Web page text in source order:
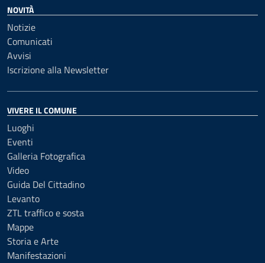
NOVITÀ
Notizie
Comunicati
Avvisi
Iscrizione alla Newsletter
VIVERE IL COMUNE
Luoghi
Eventi
Galleria Fotografica
Video
Guida Del Cittadino
Levanto
ZTL traffico e sosta
Mappe
Storia e Arte
Manifestazioni